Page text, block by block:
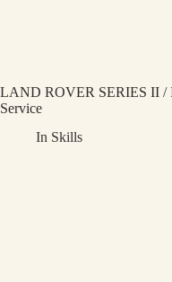
LAND ROVER SERIES II /
Service
In Skills